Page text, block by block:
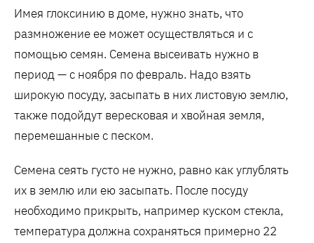
Имея глоксинию в доме, нужно знать, что
размножение ее может осуществляться и с
помощью семян. Семена высеивать нужно в
период — с ноября по февраль. Надо взять
широкую посуду, засыпать в них листовую землю,
также подойдут вересковая и хвойная земля,
перемешанные с песком.
Семена сеять густо не нужно, равно как углублять
их в землю или ею засыпать. После посуду
необходимо прикрыть, например куском стекла,
температура должна сохраняться примерно 22